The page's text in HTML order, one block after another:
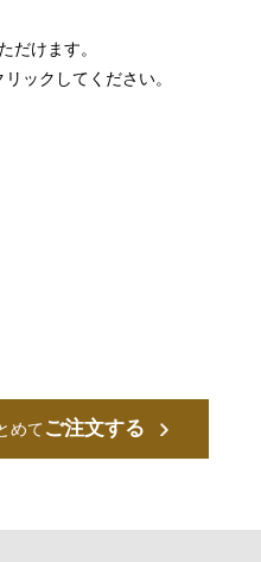
だけます。
ックしてください。
めてご注文する